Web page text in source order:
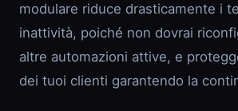
modulare riduce drasticamente i
inattività, poiché non dovrai
altre automazioni attive, e
dei tuoi clienti garantendo la